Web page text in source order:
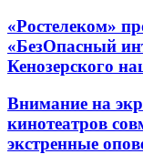
«Ростелеком»
«БезОпасный
Кенозерского
Внимание на
кинотеатров
экстренные